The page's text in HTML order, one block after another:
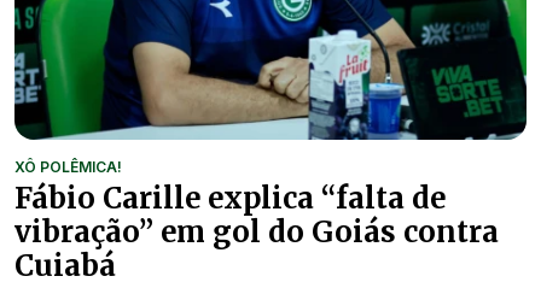
XÔ POLÊMICA!
Fábio Carille explica “falta de
vibração” em gol do Goiás contra
Cuiabá